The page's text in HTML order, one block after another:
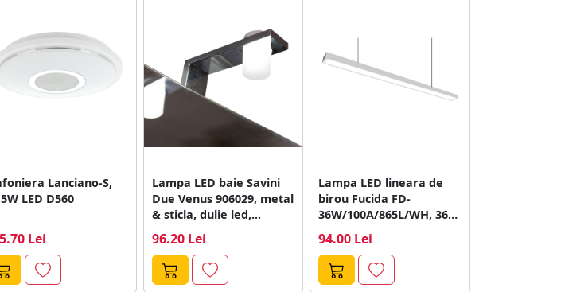
Lanciano-S,
LED D560
Lei
Lampa LED baie Savini
Due Venus 906029, metal
& sticla, dulie led,...
96.20 Lei
Lampa LED lineara de
birou Fucida FD-
36W/100A/865L/WH, 36
94.00 Lei